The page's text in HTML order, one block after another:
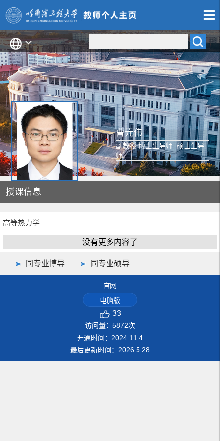
曹元伟
副教授 博士生导师 硕士生导
师
授课信息
高等热力学
没有更多内容了
同专业博导 同专业硕导
官网
电脑版
33
访问量： 5872次
开通时间： 2024.11.4
最后更新时间： 2026.5.28